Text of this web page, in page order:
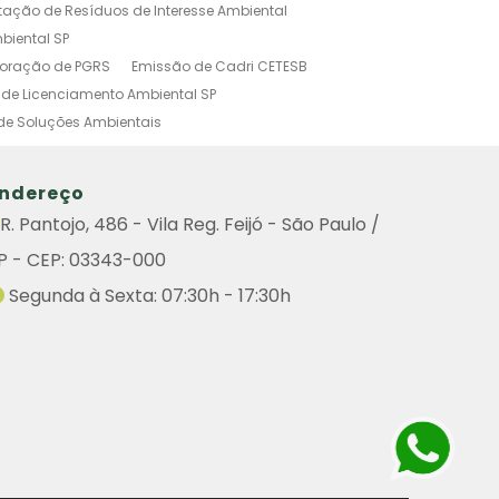
de Resíduos de Interesse Ambiental
SP
de PGRS
Emissão de Cadri CETESB
Licenciamento Ambiental SP
Soluções Ambientais
Poluidoras
Sistema de Gestão Ambiental
Ambiental
Ambiental
Remoção de Arvore
R. Pantojo, 486 - Vila Reg. Feijó - São Paulo /
- CEP: 03343-000
Segunda à Sexta: 07:30h - 17:30h